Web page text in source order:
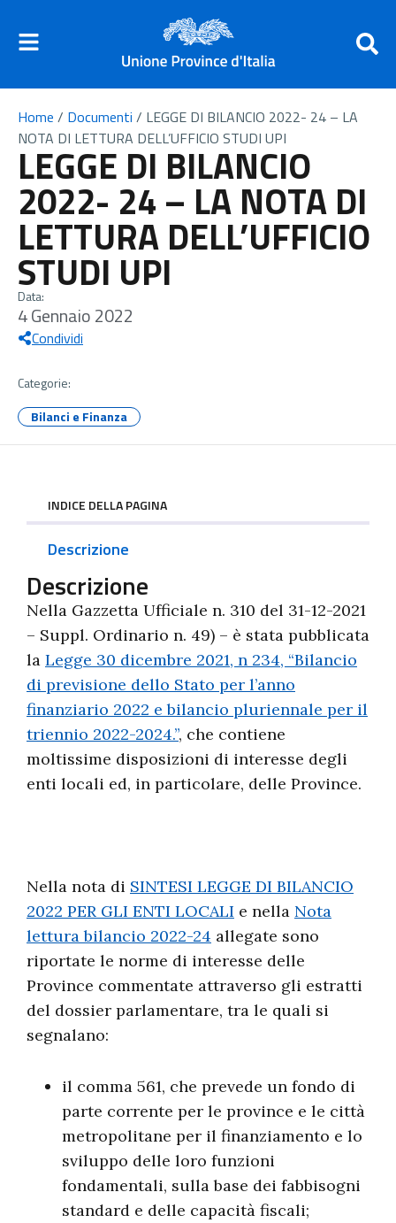
Home / Documenti / LEGGE DI BILANCIO 2022- 24 – LA
NOTA DI LETTURA DELL’UFFICIO STUDI UPI
LEGGE DI BILANCIO
2022- 24 – LA NOTA DI
LETTURA DELL’UFFICIO
STUDI UPI
Data:
4 Gennaio 2022
Condividi
Categorie:
Bilanci e Finanza
INDICE DELLA PAGINA
Descrizione
Descrizione
Nella Gazzetta Ufficiale n. 310 del 31-12-2021
– Suppl. Ordinario n. 49) – è stata pubblicata
la Legge 30 dicembre 2021, n 234, “Bilancio
di previsione dello Stato per l’anno
finanziario 2022 e bilancio pluriennale per il
triennio 2022-2024.”, che contiene
moltissime disposizioni di interesse degli
enti locali ed, in particolare, delle Province.
Nella nota di SINTESI LEGGE DI BILANCIO
2022 PER GLI ENTI LOCALI e nella Nota
lettura bilancio 2022-24 allegate sono
riportate le norme di interesse delle
Province commentate attraverso gli estratti
del dossier parlamentare, tra le quali si
segnalano:
il comma 561, che prevede un fondo di
parte corrente per le province e le città
metropolitane per il finanziamento e lo
sviluppo delle loro funzioni
fondamentali, sulla base dei fabbisogni
standard e delle capacità fiscali;